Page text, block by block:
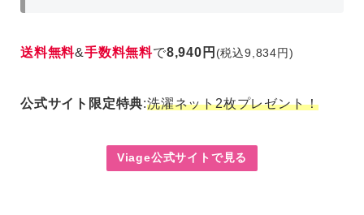
送料無料&手数料無料で8,940円 (税込9,834円)
公式サイト限定特典:洗濯ネット2枚プレゼント！
Viage公式サイトで見る